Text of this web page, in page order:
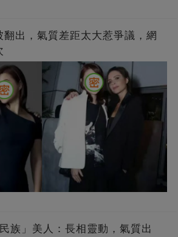
出，氣質差距太大惹爭議，網
族」美人：長相靈動，氣質出